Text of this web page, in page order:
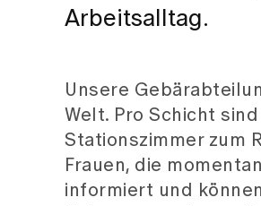
Arbeitsalltag.
Unsere
Welt. Pro Schicht
Stationszimmer zum
Frauen, die
informiert und